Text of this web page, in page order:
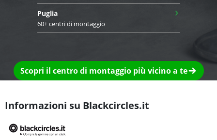
Puglia
60+ centri di montaggio
›
Scopri il centro di montaggio più vicino a te
Informazioni su Blackcircles.it